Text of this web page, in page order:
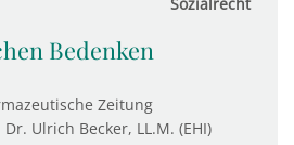
Bedenken
Zeitung
Dr. Ulrich Becker, LL.M. (EHI)